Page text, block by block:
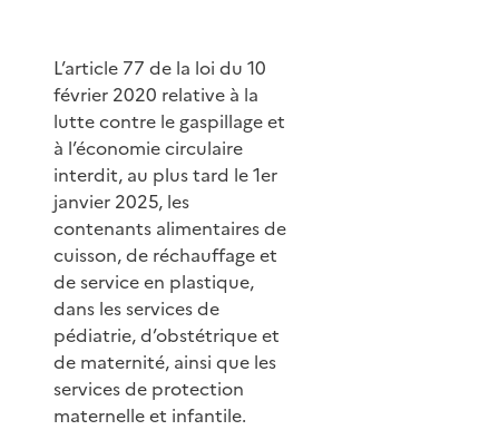
L’article 77 de la loi du 10
février 2020 relative à la
lutte contre le gaspillage et
à l’économie circulaire
interdit, au plus tard le 1er
janvier 2025, les
contenants alimentaires de
cuisson, de réchauffage et
de service en plastique,
dans les services de
pédiatrie, d’obstétrique et
de maternité, ainsi que les
services de protection
maternelle et infantile.